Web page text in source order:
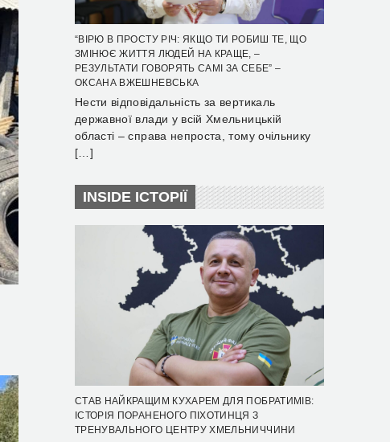
“ВІРЮ В ПРОСТУ РІЧ: ЯКЩО ТИ РОБИШ ТЕ, ЩО
ЗМІНЮЄ ЖИТТЯ ЛЮДЕЙ НА КРАЩЕ, –
РЕЗУЛЬТАТИ ГОВОРЯТЬ САМІ ЗА СЕБЕ” –
ОКСАНА ВЖЕШНЕВСЬКА
Нести відповідальність за вертикаль
державної влади у всій Хмельницькій
області – справа непроста, тому очільнику
[…]
INSIDE ІСТОРІЇ
СТАВ НАЙКРАЩИМ КУХАРЕМ ДЛЯ ПОБРАТИМІВ:
ІСТОРІЯ ПОРАНЕНОГО ПІХОТИНЦЯ З
ТРЕНУВАЛЬНОГО ЦЕНТРУ ХМЕЛЬНИЧЧИНИ